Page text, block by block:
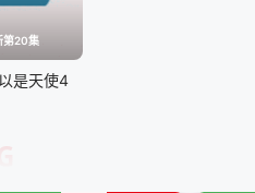
第20集
是天使4